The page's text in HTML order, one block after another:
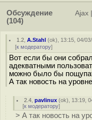
Обсуждение
(104)
Ajax
1.2 ,A.Stahl (ok), 13:15, 04/
[к модератору]
Вот если бы они
адекватными
можно было бы
А так новость на
2.4 ,pavlinux (ok), 13:19,
[к модератору]
> А так новость на